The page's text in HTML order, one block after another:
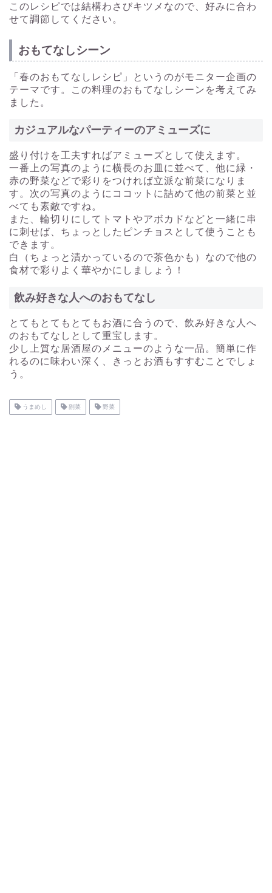
このレシピでは結構わさびキツメなので、好みに合わ
せて調節してください。
おもてなしシーン
「春のおもてなしレシピ」というのがモニター企画の
テーマです。この料理のおもてなしシーンを考えてみ
ました。
カジュアルなパーティーのアミューズに
盛り付けを工夫すればアミューズとして使えます。
一番上の写真のように横長のお皿に並べて、他に緑・
赤の野菜などで彩りをつければ立派な前菜になりま
す。次の写真のようにココットに詰めて他の前菜と並
べても素敵ですね。
また、輪切りにしてトマトやアボカドなどと一緒に串
に刺せば、ちょっとしたピンチョスとして使うことも
できます。
白（ちょっと漬かっているので茶色かも）なので他の
食材で彩りよく華やかにしましょう！
飲み好きな人へのおもてなし
とてもとてもとてもお酒に合うので、飲み好きな人へ
のおもてなしとして重宝します。
少し上質な居酒屋のメニューのような一品。簡単に作
れるのに味わい深く、きっとお酒もすすむことでしょ
う。
うまめし 副菜 野菜